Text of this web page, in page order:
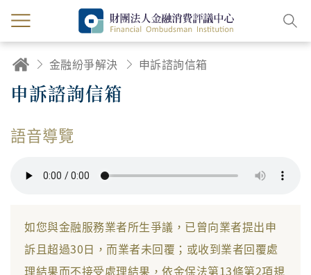
金融紛爭解決 申訴諮詢信箱
申訴諮詢信箱
語音導覽
如您與金融服務業者所生爭議，已曾向業者提出申
訴且超過30日，而業者未回覆；或收到業者回覆處
理結果而不接受處理結果，依金保法第13條第2項規